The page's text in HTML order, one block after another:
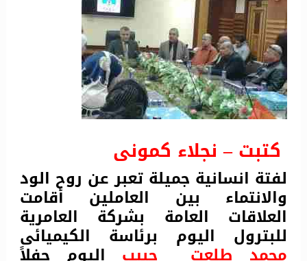
كتبت – نجلاء كمونى
لفتة انسانية جميلة تعبر عن روح الود
والانتماء بين العاملين أقامت
العلاقات العامة بشركة العامرية
للبترول اليوم برئاسة الكيميائى